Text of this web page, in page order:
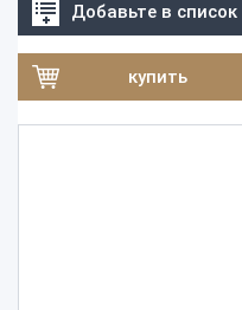
Добавьте в список
купить